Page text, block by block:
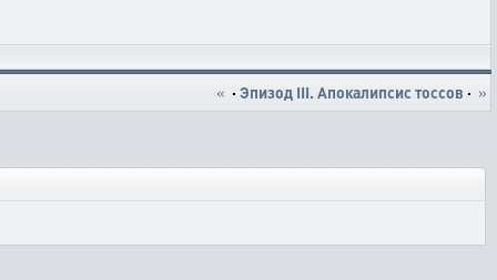
« · Эпизод III. Апокалипсис тоссов · »